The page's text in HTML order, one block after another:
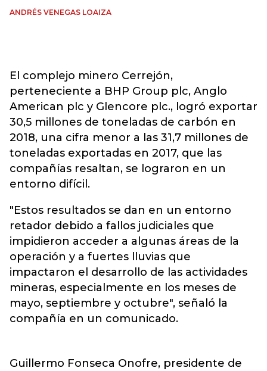
ANDRÉS VENEGAS LOAIZA
El complejo minero Cerrejón,
perteneciente a BHP Group plc, Anglo
American plc y Glencore plc., logró exportar
30,5 millones de toneladas de carbón en
2018, una cifra menor a las 31,7 millones de
toneladas exportadas en 2017, que las
compañías resaltan, se lograron en un
entorno difícil.
"Estos resultados se dan en un entorno
retador debido a fallos judiciales que
impidieron acceder a algunas áreas de la
operación y a fuertes lluvias que
impactaron el desarrollo de las actividades
mineras, especialmente en los meses de
mayo, septiembre y octubre", señaló la
compañía en un comunicado.
Guillermo Fonseca Onofre, presidente de